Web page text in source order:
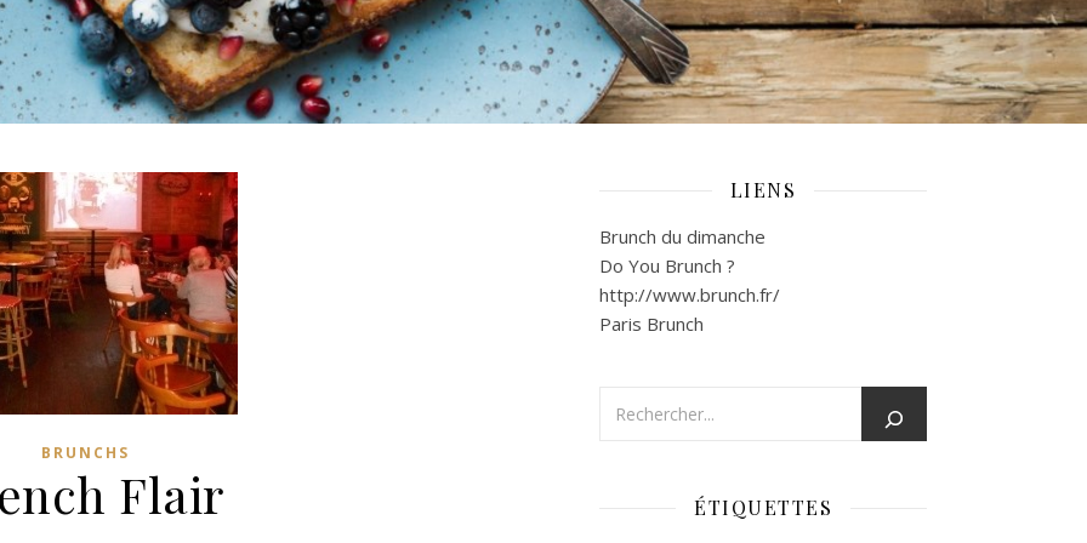
BRUNCHS
Flair
LIENS
Brunch du dimanche
Do You Brunch ?
http://www.brunch.fr/
Paris Brunch
ÉTIQUETTES